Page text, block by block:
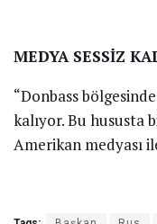
MEDYA SESSİZ
“Donbass
kalıyor. Bu hususta
Amerikan medyası